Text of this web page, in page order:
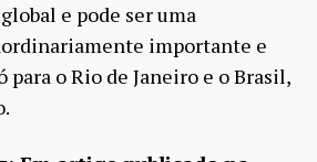
e pode ser uma
importante e
para o Rio de Janeiro e o Brasil,